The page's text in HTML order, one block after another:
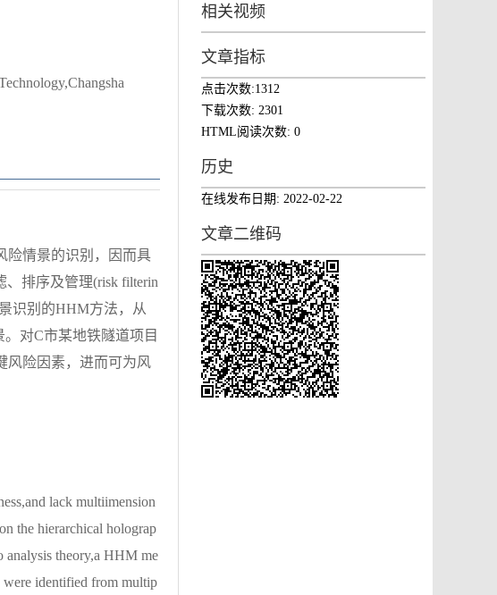
险情景的识别，因而具
、排序及管理(risk filterin
识别的HHM方法，从
对C市某地铁隧道项目
风险因素，进而可为风
lack multiimension
the hierarchical holograp
analysis theory,a HHM me
were identified from multip
相关视频
文章指标
点击次数:1312
下载次数: 2301
HTML阅读次数: 0
历史
在线发布日期: 2022-02-22
文章二维码